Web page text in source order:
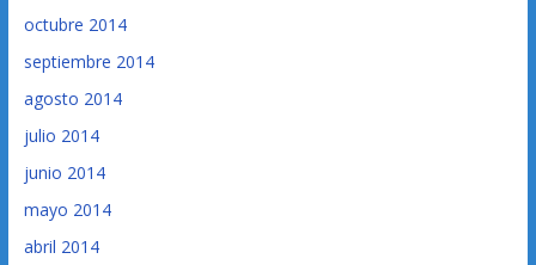
octubre 2014
septiembre 2014
agosto 2014
julio 2014
junio 2014
mayo 2014
abril 2014